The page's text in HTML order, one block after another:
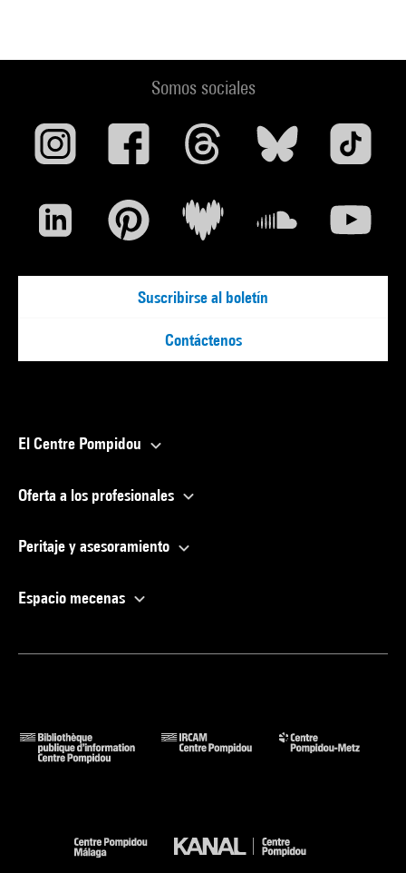
Somos sociales
Suscribirse al boletín
Contáctenos
El Centre Pompidou
Oferta a los profesionales
Peritaje y asesoramiento
Espacio mecenas